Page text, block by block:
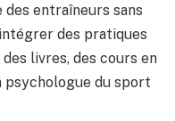
entraîneurs sans
des pratiques
livres, des cours en
psychologue du sport